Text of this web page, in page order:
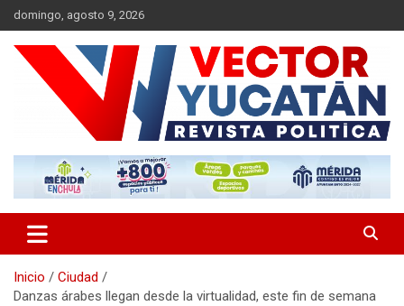
Saltar
al
contenido
domingo, agosto 9, 2026
Vector Yucatán
Inicio
Ciudad
Danzas árabes llegan desde la virtualidad, este fin de semana